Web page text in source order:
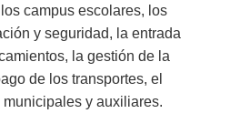
campus escolares, los
y seguridad, la entrada
la gestión de la
de los transportes, el
y auxiliares.